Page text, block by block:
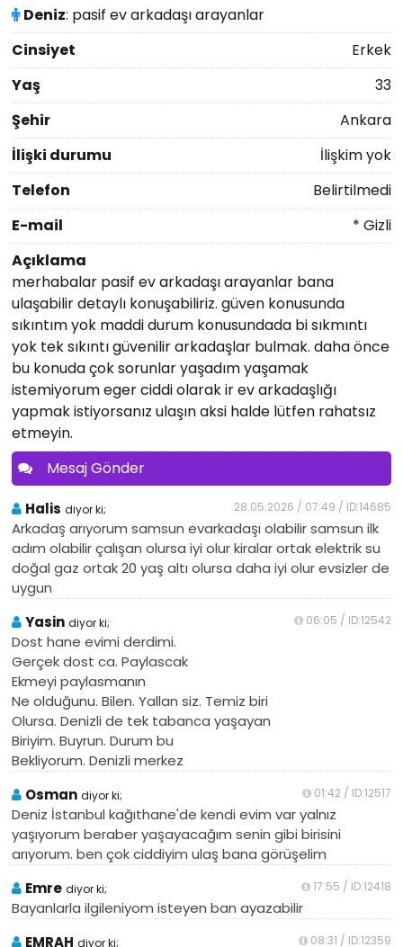
Deniz: pasif ev arkadaşı arayanlar
Cinsiyet
Erkek
Yaş
33
Şehir
Ankara
İlişki durumu
İlişkim yok
Telefon
Belirtilmedi
E-mail
* Gizli
Açıklama
merhabalar pasif ev arkadaşı arayanlar bana
ulaşabilir detaylı konuşabiliriz. güven konusunda
sıkıntım yok maddi durum konusundada bi sıkmıntı
yok tek sıkıntı güvenilir arkadaşlar bulmak. daha önce
bu konuda çok sorunlar yaşadım yaşamak
istemiyorum eger ciddi olarak ir ev arkadaşlığı
yapmak istiyorsanız ulaşın aksi halde lütfen rahatsız
etmeyin.
Mesaj Gönder
Halis diyor ki; 28.05.2026 / 07:49 / ID:14685
Arkadaş arıyorum samsun evarkadaşı olabilir samsun ilk
adım olabilir çalışan olursa iyi olur kiralar ortak elektrik su
doğal gaz ortak 20 yaş altı olursa daha iyi olur evsizler de
uygun
Yasin diyor ki; 06:05 / ID:12542
Dost hane evimi derdimi.
Gerçek dost ca. Paylascak
Ekmeyi paylasmanın
Ne olduğunu. Bilen. Yallan siz. Temiz biri
Olursa. Denizli de tek tabanca yaşayan
Biriyim. Buyrun. Durum bu
Bekliyorum. Denizli merkez
Osman diyor ki; 01:42 / ID:12517
Deniz İstanbul kağıthane'de kendi evim var yalnız
yaşıyorum beraber yaşayacağım senin gibi birisini
arıyorum. ben çok ciddiyim ulaş bana görüşelim
Emre diyor ki; 17:55 / ID:12418
Bayanlarla ilgileniyom isteyen ban ayazabilir
EMRAH diyor ki; 08:31 / ID:12359